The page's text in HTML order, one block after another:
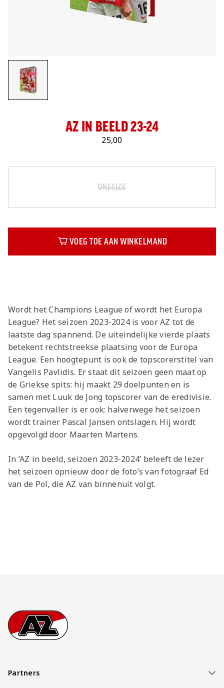
AZ IN BEELD 23-24
25,00
Maat
ONESIZE
VOEG TOE AAN WINKELMAND
Beschrijving
Wordt het Champions League of wordt het Europa
League? Het seizoen 2023-2024 is voor AZ tot de
laatste dag spannend. De uiteindelijke vierde plaats
betekent rechtstreekse plaatsing voor de Europa
League. Een hoogtepunt is ook de topscorerstitel van
Vangelis Pavlidis. Er staat dit seizoen geen maat op
de Griekse spits: hij maakt 29 doelpunten en is
samen met Luuk de Jong topscorer van de eredivisie.
Een tegenvaller is er ook: halverwege het seizoen
wordt trainer Pascal Jansen ontslagen. Hij wordt
opgevolgd door Maarten Martens.
In ‘AZ in beeld, seizoen 2023-2024’ beleeft de lezer
het seizoen opnieuw door de foto’s van fotograaf Ed
van de Pol, die AZ van binnenuit volgt.
Footer
Ga naar onze homepage
Partners